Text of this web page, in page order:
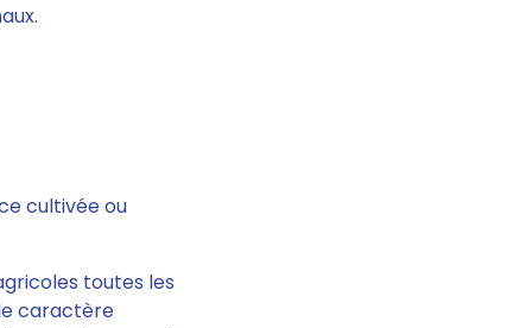
cultivée ou
toutes les
caractère